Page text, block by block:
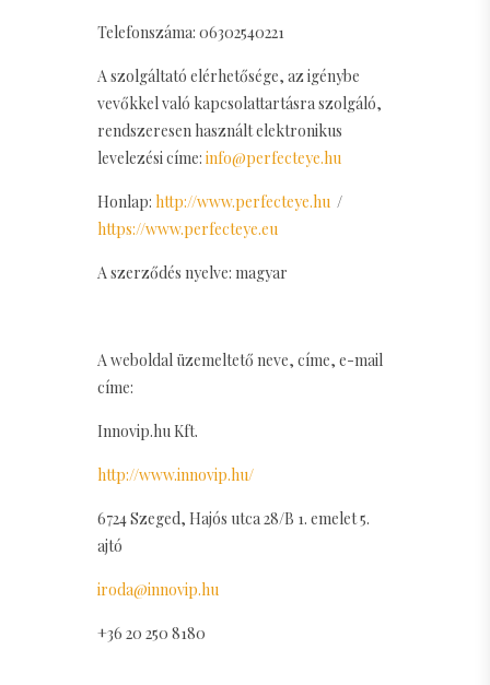
Telefonszáma: 06302540221
A szolgáltató elérhetősége, az igénybe
vevőkkel való kapcsolattartásra szolgáló,
rendszeresen használt elektronikus
levelezési címe: info@perfecteye.hu
Honlap: http://www.perfecteye.hu /
https://www.perfecteye.eu
A szerződés nyelve: magyar
A weboldal üzemeltető neve, címe, e-mail
címe:
Innovip.hu Kft.
http://www.innovip.hu/
6724 Szeged, Hajós utca 28/B 1. emelet 5.
ajtó
iroda@innovip.hu
+36 20 250 8180